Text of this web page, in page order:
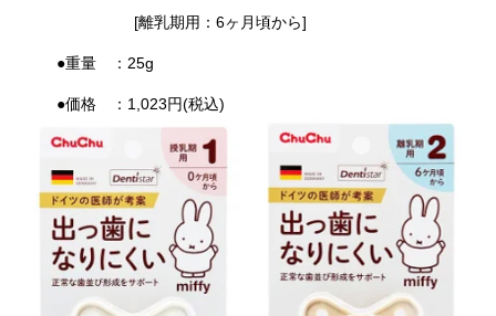
[離乳期用：6ヶ月頃から]
●重量 ：25g
●価格 ：1,023円(税込)